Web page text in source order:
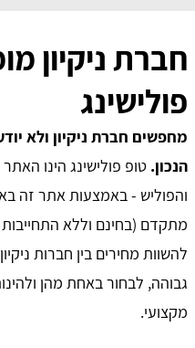
חברת ניקיון
פולישינג
מחפשים חברת ניקיון ולא
הנכון. טופ פולישינג הינו
והפוליש - באמצעות אתר זה
מתקדם (בחינם וללא
להשוות מחירים בין חברות
גבוהה, לבחור באחת מהן
מקצועי.